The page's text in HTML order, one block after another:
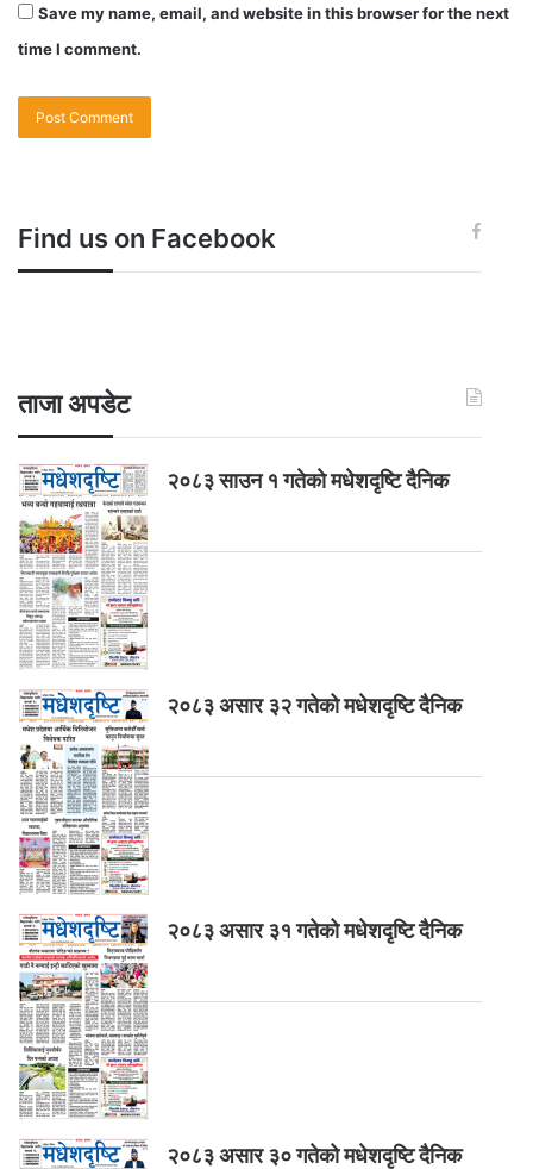
Save my name, email, and website in this browser for the next
time I comment.
Find us on Facebook
ताजा अपडेट
२०८३ साउन १ गतेकाे मधेशदृष्टि दैनिक
२०८३ असार ३२ गतेको मधेशदृष्टि दैनिक
२०८३ असार ३१ गतेको मधेशदृष्टि दैनिक
२०८३ असार ३० गतेको मधेशदृष्टि दैनिक